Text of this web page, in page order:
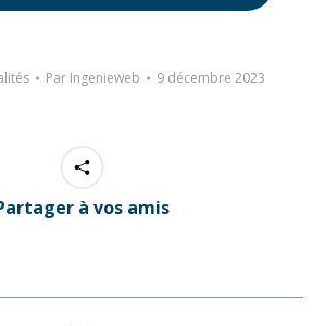
Par Ingenieweb 9 décembre 2023
à vos amis